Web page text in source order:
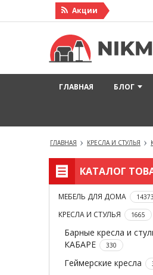
Акции
ГЛАВНАЯ БЛОГ
ГЛАВНАЯ КРЕСЛА И СТУЛЬЯ
КАТАЛОГ
МЕБЕЛЬ ДЛЯ ДОМА 14373
КРЕСЛА И СТУЛЬЯ 1665
Барные кресла и
КАБАРЕ
330
Геймерские кресла